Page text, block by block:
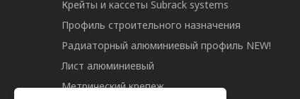
Крейты и кассеты Subrack systems
Профиль строительного назначения
Радиаторный алюминиевый профиль NEW!
Лист алюминиевый
Метрический крепеж